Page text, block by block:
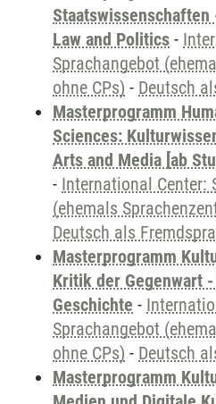
Law and Politics -
Sprachangebot
ohne CPs) - Deutsch
Masterprogramm
Sciences:
Arts and Media [ab
- International Center:
(ehemals
Deutsch als
Masterprogramm
Kritik der Gegenwart
Geschichte -
Sprachangebot
ohne CPs) - Deutsch
Masterprogramm